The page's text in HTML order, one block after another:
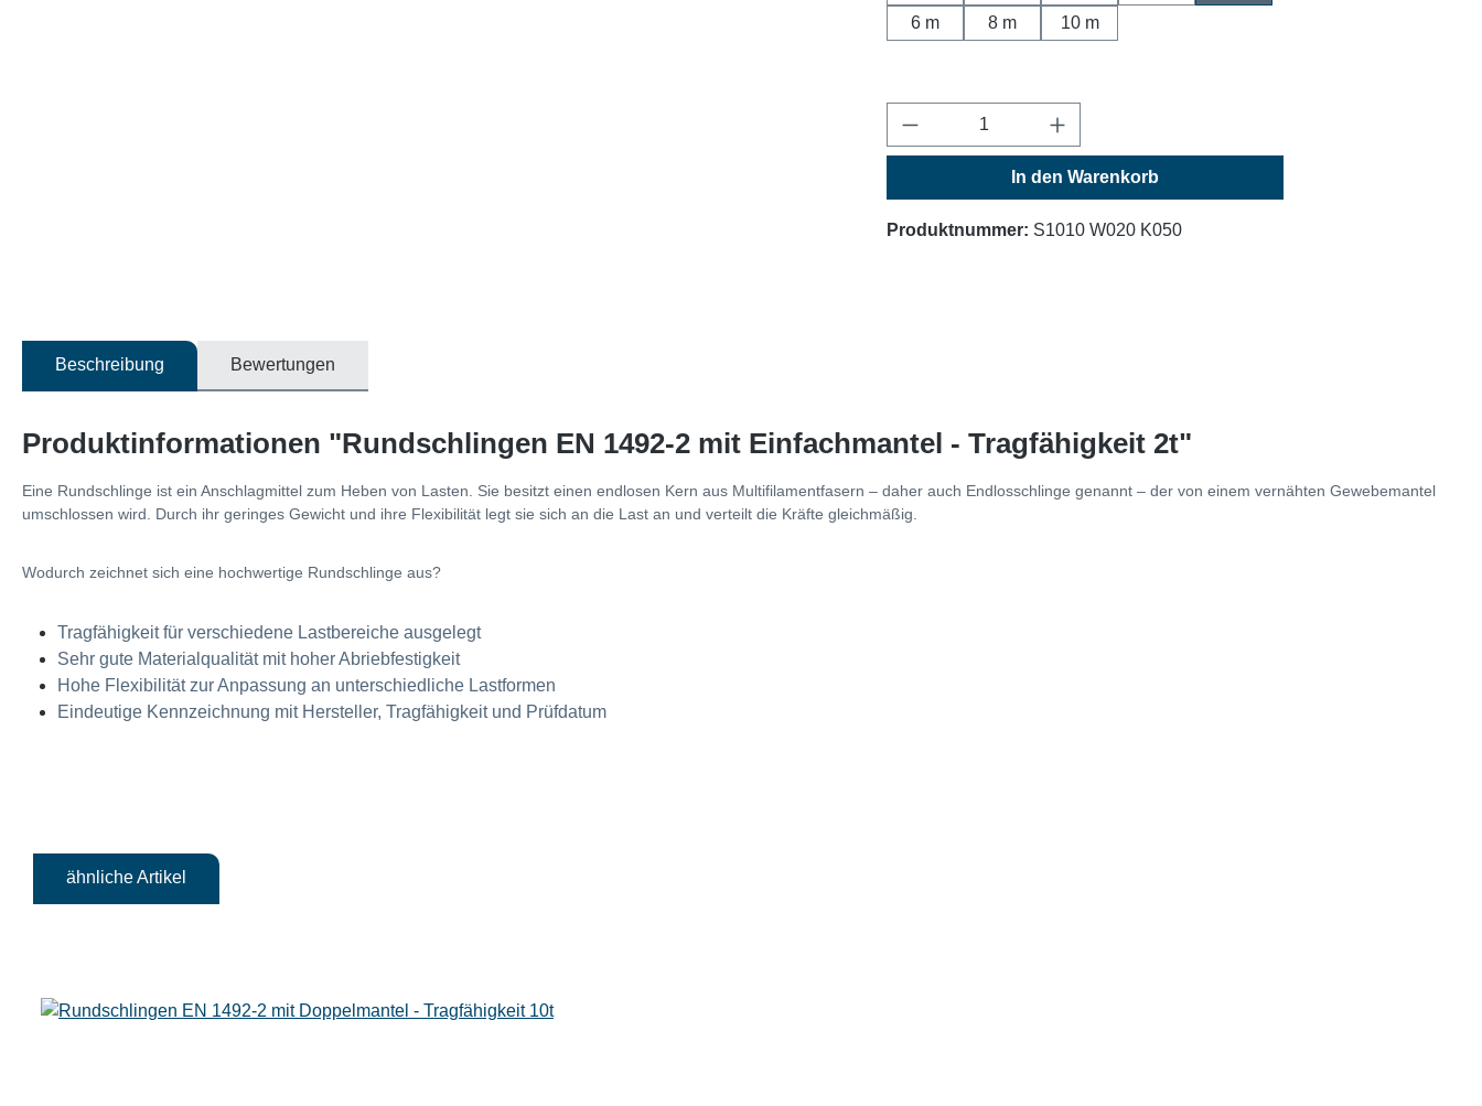
6 m
8 m 10 m
Produkt Anzahl: Gib den gewünschten Wert ein
In den Warenkorb
Produktnummer: S1010 W020 K050
Beschreibung Bewertungen
Produktinformationen "Rundschlingen EN 1492-2 mit Einfachmantel - Tragfähigkeit 2t"
Eine Rundschlinge ist ein Anschlagmittel zum Heben von Lasten. Sie besitzt einen endlosen Kern aus Multifilamentfasern – daher auch Endlosschlinge genannt – der von einem vernähten Gewebemantel
umschlossen wird. Durch ihr geringes Gewicht und ihre Flexibilität legt sie sich an die Last an und verteilt die Kräfte gleichmäßig.
Wodurch zeichnet sich eine hochwertige Rundschlinge aus?
Tragfähigkeit für verschiedene Lastbereiche ausgelegt
Sehr gute Materialqualität mit hoher Abriebfestigkeit
Hohe Flexibilität zur Anpassung an unterschiedliche Lastformen
Eindeutige Kennzeichnung mit Hersteller, Tragfähigkeit und Prüfdatum
ähnliche Artikel